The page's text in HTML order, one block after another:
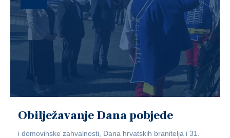
Obilježavanje Dana pobjede
i domovinske zahvalnosti, Dana hrvatskih branitelja i 31.